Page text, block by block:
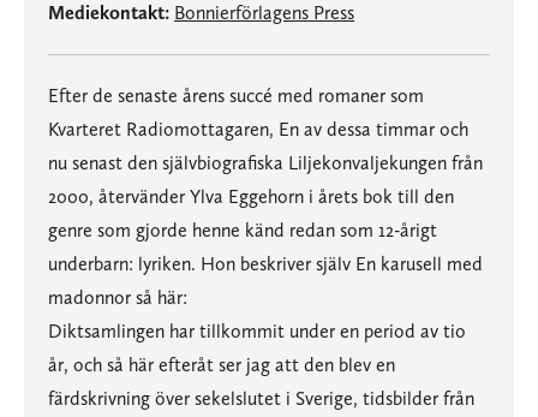
Mediekontakt: Bonnierförlagens Press
Efter de senaste årens succé med romaner som
Kvarteret Radiomottagaren, En av dessa timmar och
nu senast den självbiografiska Liljekonvaljekungen från
2000, återvänder Ylva Eggehorn i årets bok till den
genre som gjorde henne känd redan som 12-årigt
underbarn: lyriken. Hon beskriver själv En karusell med
madonnor så här:
Diktsamlingen har tillkommit under en period av tio
år, och så här efteråt ser jag att den blev en
färdskrivning över sekelslutet i Sverige, tidsbilder från